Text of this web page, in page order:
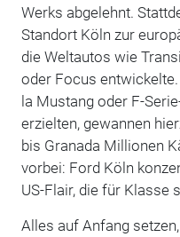
Werks abgelehnt.
Standort Köln zur
die Weltautos wie
oder Focus
la Mustang oder F-
erzielten, gewannen
bis Granada Millionen
vorbei: Ford Köln
US-Flair, die für Klasse
Alles auf Anfang